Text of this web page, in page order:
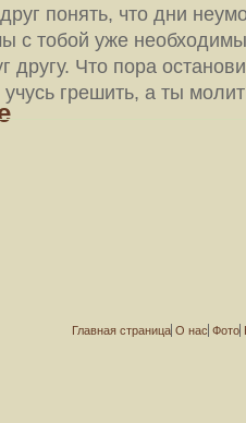
понять, что дни
с тобой уже необходимы
другу. Что пора
грешить, а ты
Главная страница О нас Фото